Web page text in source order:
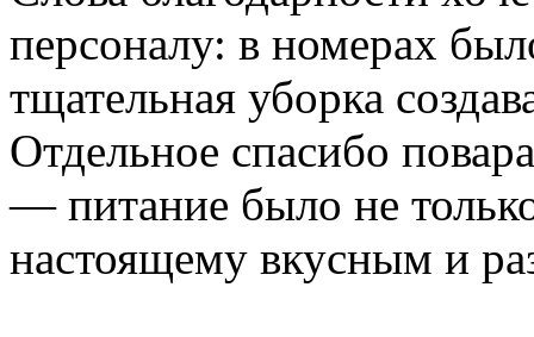
персоналу: в номерах
тщательная уборка
Отдельное спасибо
— питание было не
настоящему вкусным и